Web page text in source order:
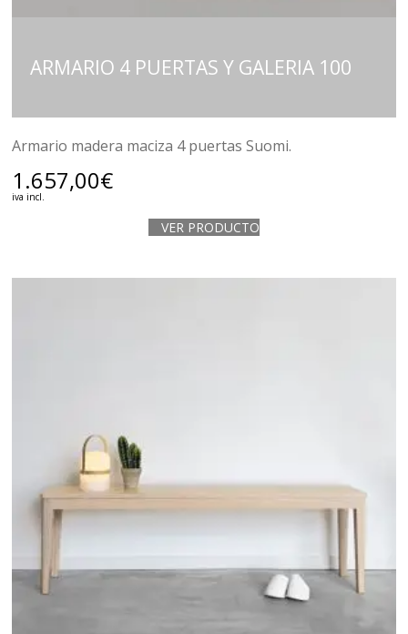
ARMARIO 4 PUERTAS Y GALERIA 100
Armario madera maciza 4 puertas Suomi.
1.657,00€
iva incl.
VER PRODUCTO